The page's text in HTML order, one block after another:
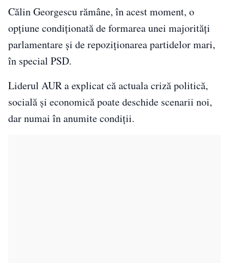
Călin Georgescu rămâne, în acest moment, o
opțiune condiționată de formarea unei majorități
parlamentare și de repoziționarea partidelor mari,
în special PSD.
Liderul AUR a explicat că actuala criză politică,
socială și economică poate deschide scenarii noi,
dar numai în anumite condiții.